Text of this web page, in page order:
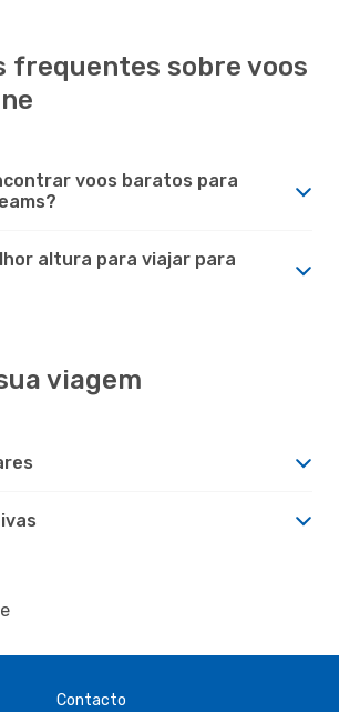
frequentes sobre voos
voos baratos para
altura para viajar para
viagem
Contacto